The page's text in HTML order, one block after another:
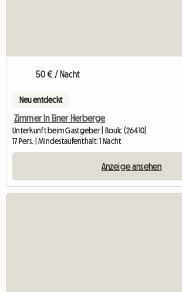
50 € / Nacht
Neu entdeckt
Zimmer In Einer Herberge
Unterkunft beim Gastgeber | Boulc (26410)
17 Pers. | Mindestaufenthalt: 1 Nacht
Anzeige ansehen